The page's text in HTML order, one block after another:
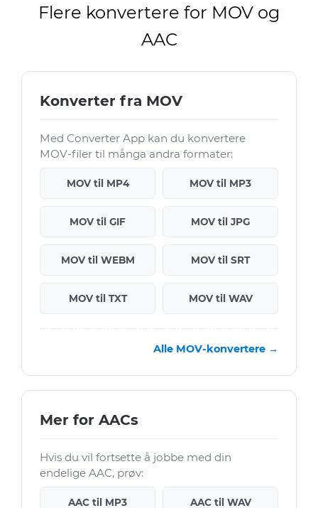
Flere konvertere for MOV og
AAC
Konverter fra MOV
Med Converter App kan du konvertere
MOV-filer til många andra formater:
MOV til MP4 MOV til MP3
MOV til GIF MOV til JPG
MOV til WEBM MOV til SRT
MOV til TXT MOV til WAV
Alle MOV-konvertere →
Mer for AACs
Hvis du vil fortsette å jobbe med din
endelige AAC, prøv:
AAC til MP3 AAC til WAV